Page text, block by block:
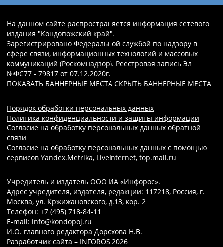
На данном сайте распространяется информация сетевого
издания "Кондопожский край".
Зарегистрировано Федеральной службой по надзору в
сфере связи, информационных технологий и массовых
коммуникаций (Роскомнадзор). Реестровая запись Эл
№ФС77 - 79817 от 07.12.2020г.
ПОКАЗАТЬ БАННЕРНЫЕ МЕСТА СКРЫТЬ БАННЕРНЫЕ МЕСТА
Порядок обработки персональных данных
Политика конфиденциальности и защиты информации
Согласие на обработку персональных данных обратной
связи
Согласие на обработку персональных данных с помощью
сервисов Yandex.Metrika, LiveInternet, top.mail.ru
Учредитель и издатель ООО ИА «Инфорос».
Адрес учредителя, издателя, редакции: 117218, Россия, г.
Москва, ул. Кржижановского, д.13, кор. 2
Телефон: +7 (495) 718-84-11
E-mail: info@kondopoj.ru
И.О. главного редактора Дорохова Н.В.
Разработчик сайта – INFOROS 2026